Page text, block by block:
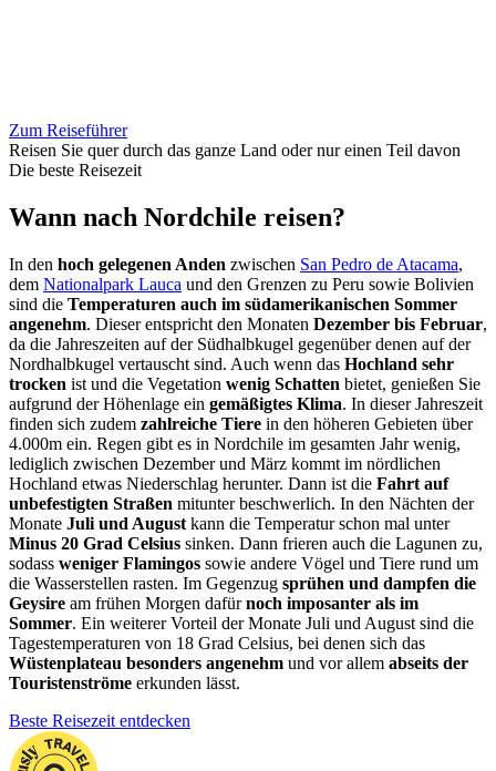
Zum Reiseführer
Reisen Sie quer durch das ganze Land oder nur einen Teil davon
Die beste Reisezeit
Wann nach Nordchile reisen?
In den hoch gelegenen Anden zwischen San Pedro de Atacama,
dem Nationalpark Lauca und den Grenzen zu Peru sowie Bolivien
sind die Temperaturen auch im südamerikanischen Sommer
angenehm. Dieser entspricht den Monaten Dezember bis Februar,
da die Jahreszeiten auf der Südhalbkugel gegenüber denen auf der
Nordhalbkugel vertauscht sind. Auch wenn das Hochland sehr
trocken ist und die Vegetation wenig Schatten bietet, genießen Sie
aufgrund der Höhenlage ein gemäßigtes Klima. In dieser Jahreszeit
finden sich zudem zahlreiche Tiere in den höheren Gebieten über
4.000m ein. Regen gibt es in Nordchile im gesamten Jahr wenig,
lediglich zwischen Dezember und März kommt im nördlichen
Hochland etwas Niederschlag herunter. Dann ist die Fahrt auf
unbefestigten Straßen mitunter beschwerlich. In den Nächten der
Monate Juli und August kann die Temperatur schon mal unter
Minus 20 Grad Celsius sinken. Dann frieren auch die Lagunen zu,
sodass weniger Flamingos sowie andere Vögel und Tiere rund um
die Wasserstellen rasten. Im Gegenzug sprühen und dampfen die
Geysire am frühen Morgen dafürnoch imposanter als im
Sommer. Ein weiterer Vorteil der Monate Juli und August sind die
Tagestemperaturen von 18 Grad Celsius, bei denen sich das
Wüstenplateau besonders angenehm und vor allem abseits der
Touristenströme erkunden lässt.
Beste Reisezeit entdecken